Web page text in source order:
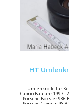
HT Umlenkrolle
Umlenkrolle für
Cabrio Baujahr 1997 -
Porsche Boxster 986